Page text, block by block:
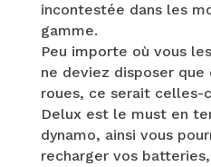
incontestée dans les
gamme.
Peu importe où vous
ne deviez disposer que
roues, ce serait celles-
Delux est le must en
dynamo, ainsi vous
recharger vos